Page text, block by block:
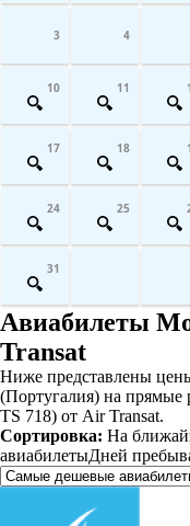
3 4
10 11
17 18
24 25
31
Авиабилеты
Transat
Ниже представлены
(Португалия) на прямые
TS 718) от Air Transat.
Сортировка: На
авиабилетыДней